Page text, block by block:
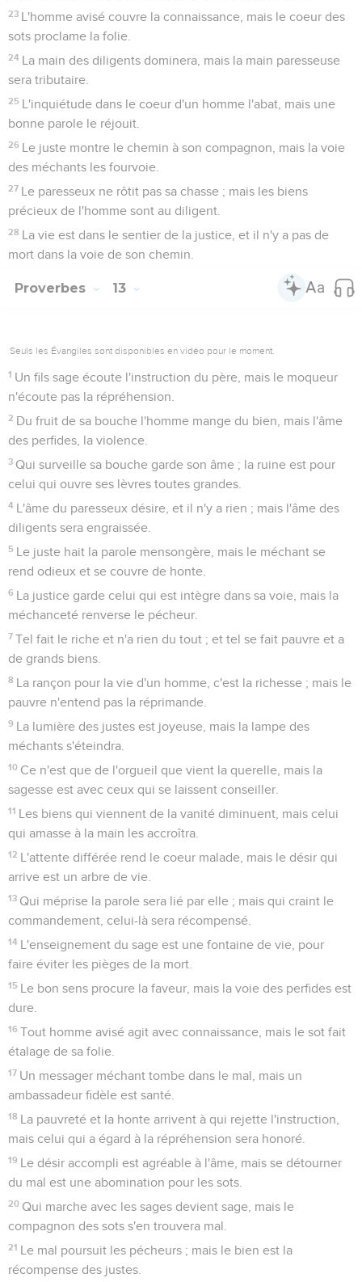
23 L'homme avisé couvre la connaissance, mais le coeur des
sots proclame la folie.
24 La main des diligents dominera, mais la main paresseuse
sera tributaire.
25 L'inquiétude dans le coeur d'un homme l'abat, mais une
bonne parole le réjouit.
26 Le juste montre le chemin à son compagnon, mais la voie
des méchants les fourvoie.
27 Le paresseux ne rôtit pas sa chasse ; mais les biens
précieux de l'homme sont au diligent.
28 La vie est dans le sentier de la justice, et il n'y a pas de
mort dans la voie de son chemin.
Proverbes 13
Seuls les Évangiles sont disponibles en vidéo pour le moment.
1 Un fils sage écoute l'instruction du père, mais le moqueur
n'écoute pas la répréhension.
2 Du fruit de sa bouche l'homme mange du bien, mais l'âme
des perfides, la violence.
3 Qui surveille sa bouche garde son âme ; la ruine est pour
celui qui ouvre ses lèvres toutes grandes.
4 L'âme du paresseux désire, et il n'y a rien ; mais l'âme des
diligents sera engraissée.
5 Le juste hait la parole mensongère, mais le méchant se
rend odieux et se couvre de honte.
6 La justice garde celui qui est intègre dans sa voie, mais la
méchanceté renverse le pécheur.
7 Tel fait le riche et n'a rien du tout ; et tel se fait pauvre et a
de grands biens.
8 La rançon pour la vie d'un homme, c'est la richesse ; mais le
pauvre n'entend pas la réprimande.
9 La lumière des justes est joyeuse, mais la lampe des
méchants s'éteindra.
10 Ce n'est que de l'orgueil que vient la querelle, mais la
sagesse est avec ceux qui se laissent conseiller.
11 Les biens qui viennent de la vanité diminuent, mais celui
qui amasse à la main les accroîtra.
12 L'attente différée rend le coeur malade, mais le désir qui
arrive est un arbre de vie.
13 Qui méprise la parole sera lié par elle ; mais qui craint le
commandement, celui-là sera récompensé.
14 L'enseignement du sage est une fontaine de vie, pour
faire éviter les pièges de la mort.
15 Le bon sens procure la faveur, mais la voie des perfides est
dure.
16 Tout homme avisé agit avec connaissance, mais le sot fait
étalage de sa folie.
17 Un messager méchant tombe dans le mal, mais un
ambassadeur fidèle est santé.
18 La pauvreté et la honte arrivent à qui rejette l'instruction,
mais celui qui a égard à la répréhension sera honoré.
19 Le désir accompli est agréable à l'âme, mais se détourner
du mal est une abomination pour les sots.
20 Qui marche avec les sages devient sage, mais le
compagnon des sots s'en trouvera mal.
21 Le mal poursuit les pécheurs ; mais le bien est la
récompense des justes.